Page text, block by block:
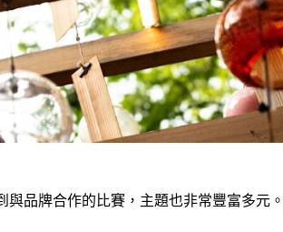
品牌合作的比賽，主題也非常豐富多元